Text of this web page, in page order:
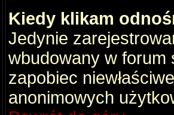
Kiedy klikam
Jedynie
wbudowany w forum
zapobiec
anonimowych